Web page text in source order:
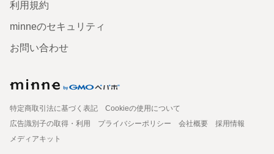
利用規約
minneのセキュリティ
お問い合わせ
特定商取引法に基づく表記
Cookieの使用について
広告識別子の取得・利用
プライバシーポリシー 会社概要
採用情報
メディアキット